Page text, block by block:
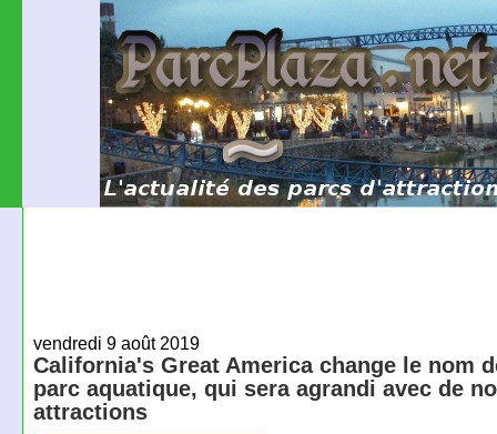
vendredi 9 août 2019
California's Great America change le nom
parc aquatique, qui sera agrandi avec de
attractions